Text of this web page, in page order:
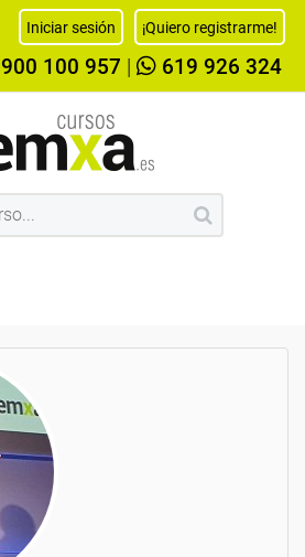
Iniciar sesión ¡Quiero registrarme!
900 100 957 619 926 324